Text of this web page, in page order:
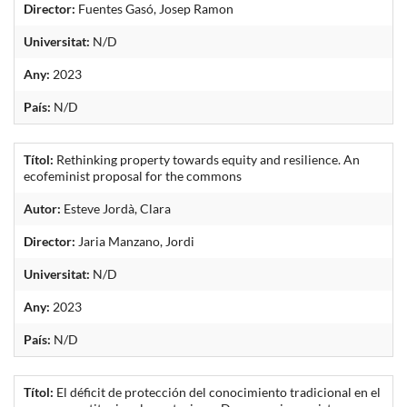
Director: Fuentes Gasó, Josep Ramon
Universitat: N/D
Any: 2023
País: N/D
Títol: Rethinking property towards equity and resilience. An
ecofeminist proposal for the commons
Autor: Esteve Jordà, Clara
Director: Jaria Manzano, Jordi
Universitat: N/D
Any: 2023
País: N/D
Títol: El déficit de protección del conocimiento tradicional en el